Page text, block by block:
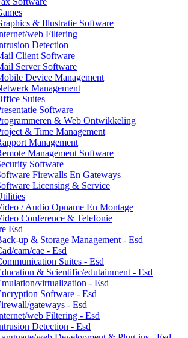
& Illustratie Software
web Filtering
Detection
Client Software
Server Software
Device Management
Management
Suites
Software
& Web Ontwikkeling
& Time Management
Management
Management Software
Software
Firewalls En Gateways
Licensing & Service
/ Audio Opname En Montage
Conference & Telefonie
Esd
up & Storage Management - Esd
cam/cae - Esd
Suites - Esd
& Scientific/edutainment - Esd
virtualization - Esd
Software - Esd
gateways - Esd
web Filtering - Esd
Detection - Esd